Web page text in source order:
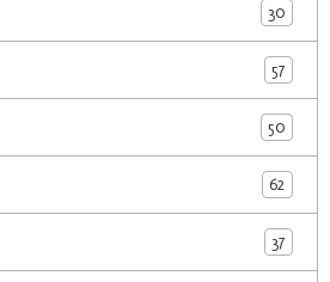
30
57
50
62
37